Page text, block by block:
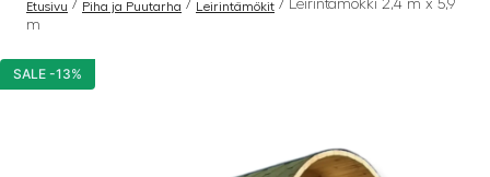
Etusivu / Piha ja Puutarha / Leirintämökit / Leirintämökki 2,4 m x 5,9
m
SALE -13%